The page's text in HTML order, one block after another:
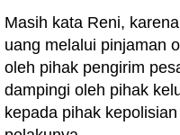
Masih kata Reni,
uang melalui pinjaman
oleh pihak pengirim
dampingi oleh pihak
kepada pihak